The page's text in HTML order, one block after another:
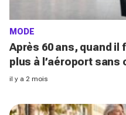
MODE
Après 60 ans, quand
plus à l’aéroport sans
confortables et ultra-
il y a 2 mois